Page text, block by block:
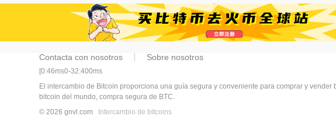
Contacta con nosotros Sobre nosotros
[0:46ms0-32:400ms
El intercambio de Bitcoin proporciona una guía segura y conveniente para comprar y
bitcoin del mundo, compra segura de BTC.
© 2026 gnvl.com
Intercambio de bitcoins